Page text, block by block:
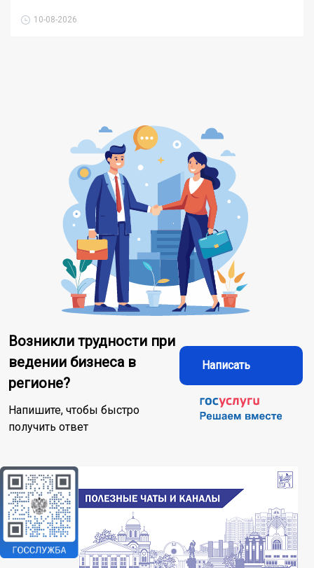
10-08-2026
Возникли трудности при
ведении бизнеса в
регионе?
Напишите, чтобы быстро
получить ответ
Написать